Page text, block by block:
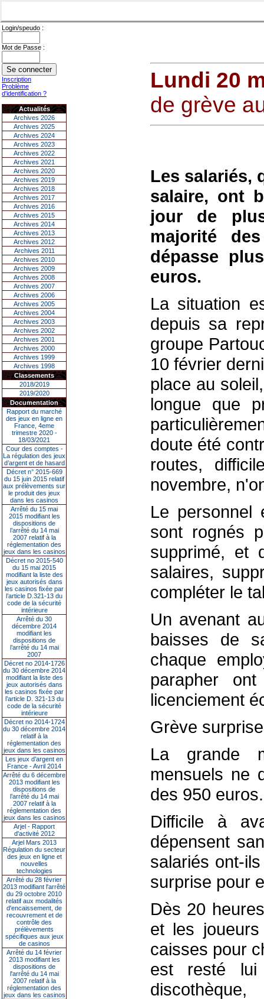
Login/speudo :
Mot de Passe :
Inscription
Problème
d'identification ?
Actualités
Archives 2026
Archives 2025
Archives 2024
Archives 2023
Archives 2022
Archives 2021
Archives 2020
Archives 2019
Archives 2018
Archives 2017
Archives 2016
Archives 2015
Archives 2014
Archives 2013
Archives 2012
Archives 2011
Archives 2010
Archives 2009
Archives 2008
Archives 2007
Archives 2006
Archives 2005
Archives 2004
Archives 2003
Archives 2002
Archives 2001
Archives 2000
Archives 1999
Archives 1998
Classements
2018/2019
2019/2020
Documentation
Rapport du marché
des jeux en ligne en
France, 4eme
trimestre 2020 -
18/03/2021
Cour des comptes -
La régulation des jeux
d’argent et de hasard
Décret n° 2015-669
du 15 juin 2015 relatif
aux prélèvements sur
le produit des jeux
dans les casinos
Arrêté du 15 mai
2015 modifiant les
dispositions de
l’arrêté du 14 mai
2007 relatif à la
réglementation des
jeux dans les casinos
Décret no 2015-540
du 15 mai 2015
modifiant la liste des
jeux autorisés dans
les casinos fixée par
l’article D.321-13 du
code de la sécurité
intérieure
Arrêté du 30
décembre 2014
modifiant les
dispositions de
l’arrêté du 14 mai
2007
Décret no 2014-1726
du 30 décembre 2014
modifiant la liste des
jeux autorisés dans
les casinos fixée par
l’article D. 321-13 du
code de la sécurité
intérieure
Décret no 2014-1724
du 30 décembre 2014
relatif à la
réglementation des
jeux dans les casinos
Les jeux d’argent en
France - Avril 2014
Arrêté du 6 décembre
2013 modifiant les
dispositions de
l’arrêté du 14 mai
2007 relatif à la
réglementation des
jeux dans les casinos
Arjel - Rapport
d'activité 2012
Arjel Mars 2013
Régulation du secteur
des jeux en ligne et
nouvelles
technologies
Arrêté du 28 février
2013 modifiant l'arrêté
du 29 octobre 2010
relatif aux modalités
d'encaissement, de
recouvrement et de
contrôle des
prélèvements
spécifiques aux jeux
de casinos
Arrêté du 14 février
2013 modifiant les
dispositions de
l'arrêté du 14 mai
2007 relatif à la
réglementation des
jeux dans les casinos
Lundi 20
de grève
Les salariés,
salaire, ont
jour de
majorité
dépasse
euros.
La situation
depuis sa
groupe
10 février
place au
longue que
doute été
routes,
novembre,
Le personnel
sont rognés
supprimé, et
salaires,
compléter le
Un avenant
baisses de
chaque
parapher
licenciement
Grève surprise
La grande
mensuels ne
des 950 euros.
Difficile à
dépensent
salariés ont-
surprise pour
Dès 20
et les
caisses pour
est resté